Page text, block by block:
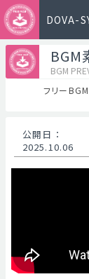
DOVA-
BGM
BGM
フリー
公開日 ：
2025.10.06